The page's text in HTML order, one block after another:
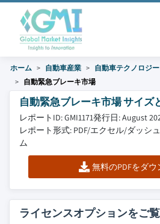
ホーム 自動車産業 自動車テクノロジー
自動緊急ブレーキ市場
自動緊急ブレーキ市場 サイズ
レポートID: GMI1171発行日: August
レポート形式: PDF/エクセル/ダッシ
ム
無料のPDFをダウ
ライセンスオプションをご